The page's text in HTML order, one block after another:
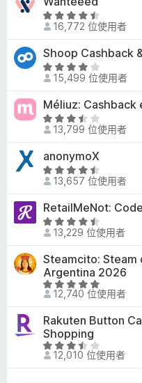
5
分
9
，
滿
分
分
評
價
4
.
3
，
滿
分
分
16,772 位使用者
Shoop Cashback
評
價
4
分
，
分
5
分
15,499 位使用者
Méliuz: Cashback
評
價
.
4
，
滿
分
分
13,799 位使用者
anonymoX
評
價
4
.
3
，
滿
分
分
13,657 位使用者
RetailMeNot:
評
價
4
.
3
分
滿
分
5
13,229 位使用者
Steamcito: Steam
Argentina 2026
評
價
4
.
9
分
12,740 位使用者
Rakuten Button
Shopping
評
價
12,010 位使用者